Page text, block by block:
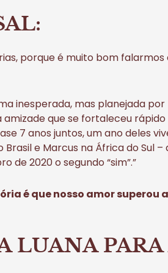
porque é muito bom falarmos
inesperada, mas planejada por
que se fortaleceu
7 anos juntos, um ano deles
e Marcus na África do Sul
de 2020 o segundo “sim”.”
é que nosso amor superou
LUANA PARA